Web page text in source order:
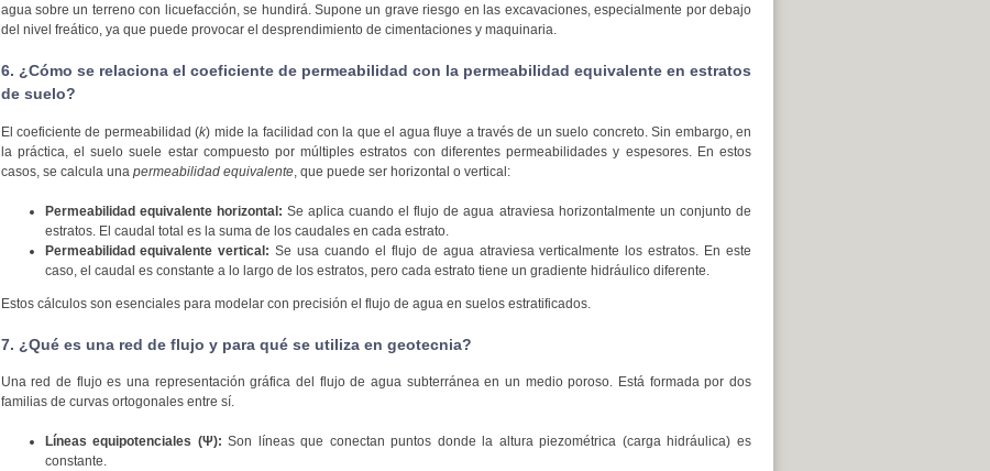
agua sobre un terreno con licuefacción, se hundirá. Supone un grave riesgo en las excavaciones, especialmente por debajo
del nivel freático, ya que puede provocar el desprendimiento de cimentaciones y maquinaria.
6. ¿Cómo se relaciona el coeficiente de permeabilidad con la permeabilidad equivalente en estratos
de suelo?
El coeficiente de permeabilidad (k) mide la facilidad con la que el agua fluye a través de un suelo concreto. Sin embargo, en
la práctica, el suelo suele estar compuesto por múltiples estratos con diferentes permeabilidades y espesores. En estos
casos, se calcula una permeabilidad equivalente, que puede ser horizontal o vertical:
Permeabilidad equivalente horizontal: Se aplica cuando el flujo de agua atraviesa horizontalmente un conjunto de
estratos. El caudal total es la suma de los caudales en cada estrato.
Permeabilidad equivalente vertical: Se usa cuando el flujo de agua atraviesa verticalmente los estratos. En este
caso, el caudal es constante a lo largo de los estratos, pero cada estrato tiene un gradiente hidráulico diferente.
Estos cálculos son esenciales para modelar con precisión el flujo de agua en suelos estratificados.
7. ¿Qué es una red de flujo y para qué se utiliza en geotecnia?
Una red de flujo es una representación gráfica del flujo de agua subterránea en un medio poroso. Está formada por dos
familias de curvas ortogonales entre sí.
Líneas equipotenciales (Ψ): Son líneas que conectan puntos donde la altura piezométrica (carga hidráulica) es
constante.